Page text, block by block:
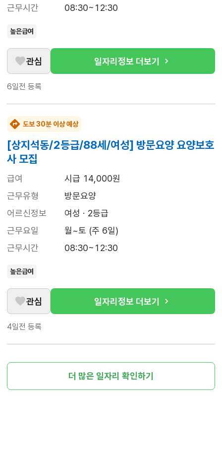
근무시간
08:30~12:30
높은급여
관심 일자리정보 더보기
6일전 등록
도보 30분 이상 예상
[상지석동/2등급/88세/여성] 방문요양 요양보호
사 모집
급여
시급 14,000원
근무유형
방문요양
어르신정보
여성 · 2등급
근무요일
월~토 (주 6일)
근무시간
08:30~12:30
높은급여
관심 일자리정보 더보기
4일전 등록
더 많은 일자리 확인하기